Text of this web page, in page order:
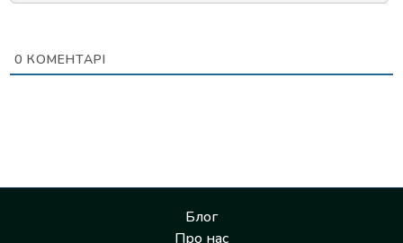
0 КОМЕНТАРІ
Блог
Про нас